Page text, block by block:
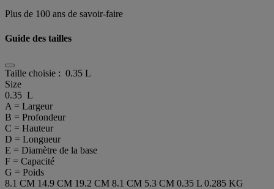
Plus de 100 ans de savoir-faire
Guide des tailles
Taille choisie : 0.35 L
Size
0.35 L
A = Largeur
B = Profondeur
C = Hauteur
D = Longueur
E = Diamètre de la base
F = Capacité
G = Poids
8.1 CM 14.9 CM 19.2 CM 8.1 CM 5.3 CM 0.35 L 0.285 KG